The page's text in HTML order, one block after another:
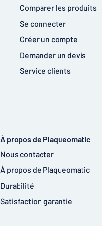
Comparer les produits
Se connecter
Créer un compte
Demander un devis
Service clients
À propos de Plaqueomatic
Nous contacter
À propos de Plaqueomatic
Durabilité
Satisfaction garantie